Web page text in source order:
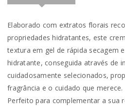
Elaborado com extratos florais
propriedades hidratantes, este
textura em gel de rápida secagem
hidratante, conseguida através de
cuidadosamente selecionados,
fragrância e o cuidado que merece.
Perfeito para complementar a sua